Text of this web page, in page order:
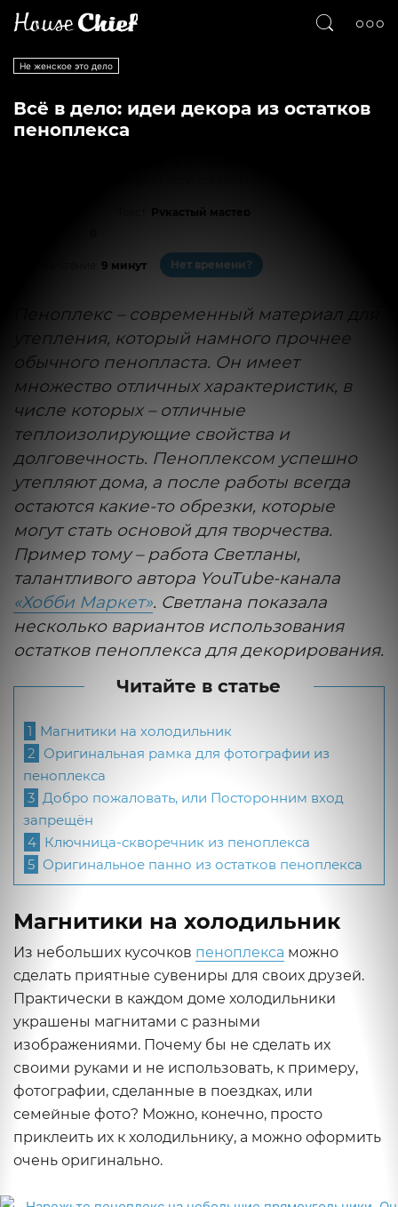
Не женское это дело
Всё в дело: идеи декора из остатков
пеноплекса
Рукастый мастер
9 минут Нет времени?
Пеноплекс – современный материал для
утепления, который намного прочнее
обычного пенопласта. Он имеет
множество отличных характеристик, в
числе которых – отличные
теплоизолирующие свойства и
долговечность. Пеноплексом успешно
утепляют дома, а после работы всегда
остаются какие-то обрезки, которые
могут стать основой для творчества.
Пример тому – работа Светланы,
талантливого автора YouTube-канала
«Хобби Маркет». Светлана показала
несколько вариантов использования
остатков пеноплекса для декорирования.
Читайте в статье
1 Магнитики на холодильник
2 Оригинальная рамка для фотографии из
пеноплекса
3 Добро пожаловать, или Посторонним вход
запрещён
4 Ключница-скворечник из пеноплекса
5 Оригинальное панно из остатков пеноплекса
Магнитики на холодильник
Из небольших кусочков пеноплекса можно
сделать приятные сувениры для своих друзей.
Практически в каждом доме холодильники
украшены магнитами с разными
изображениями. Почему бы не сделать их
своими руками и не использовать, к примеру,
фотографии, сделанные в поездках, или
семейные фото? Можно, конечно, просто
приклеить их к холодильнику, а можно оформить
очень оригинально.